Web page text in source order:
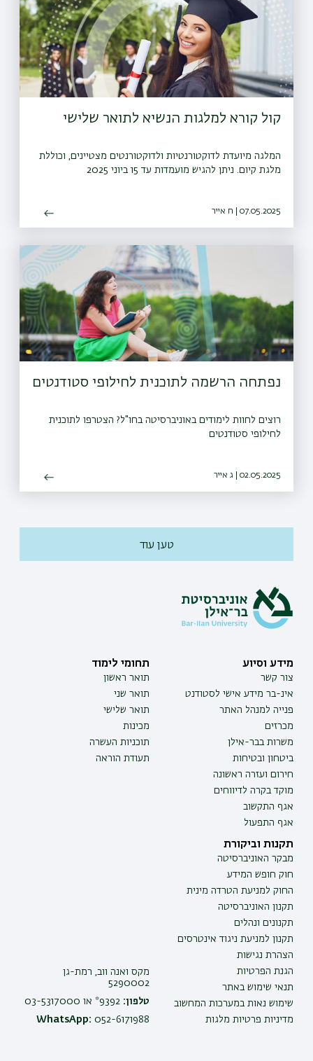
קול קורא למלגות הנשיא לתואר שלישי
המלגה מיועדת לדוקטורנטיות ולדוקטורנטים מצטיינים, וכוללת
מלגת קיום. ניתן להגיש מועמדות עד 15 ביוני 2025
07.05.2025 | ח אייר
נפתחה הרשמה לתוכנית לחילופי סטודנטים
רוצים לחוות לימודים באוניברסיטה בחו"ל? הצטרפו לתוכנית
לחילופי סטודנטים
02.05.2025 | ג אייר
טען עוד
מידע וסיוע
צור קשר
אינ-בר מידע אישי לסטודנט
פנייה למנהל האתר
מכרזים
משרות בבר-אילן
ביטחון ובטיחות
חירום ועזרה ראשונה
מוקד בקרה לדיווחים
אגף התקשוב
אגף התפעול
תחומי לימוד
תואר ראשון
תואר שני
תואר שלישי
מכינות
תוכניות העשרה
תעודת הוראה
תקנות וביקורת
מבקר האוניברסיטה
חוק חופש המידע
החוק למניעת הטרדה מינית
תקנון האוניברסיטה
תקנונים ונהלים
תקנון למניעת ניגוד אינטרסים
הצהרת נגישות
הגנת הפרטיות
תנאי שימוש באתר
שימוש נאות במערכות המחשוב
מדיניות פרטיות מלגות
מקס ואנה ווב, רמת-גן
5290002
טלפון:
WhatsApp: 052-6171988